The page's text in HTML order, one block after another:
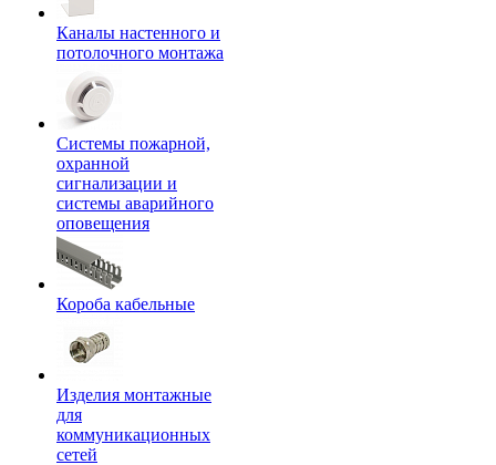
Каналы настенного и
потолочного монтажа
Системы пожарной,
охранной
сигнализации и
системы аварийного
оповещения
Короба кабельные
Изделия монтажные
для
коммуникационных
сетей